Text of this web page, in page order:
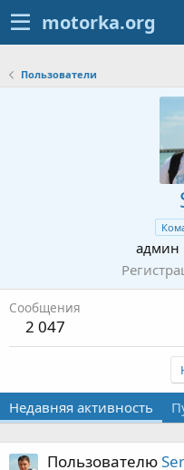
Пользователи
админ
Сообщения
2 047
Недавняя активность
Пользователю